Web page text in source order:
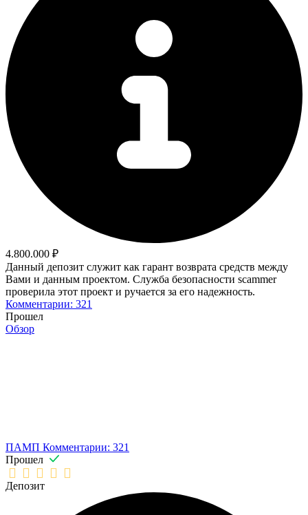
4.800.000 ₽
Данный депозит служит как гарант возврата средств между
Вами и данным проектом. Служба безопасности scammer
проверила этот проект и ручается за его надежность.
Комментарии: 321
Прошел
Обзор
ПАМП Комментарии: 321
Прошел
Депозит